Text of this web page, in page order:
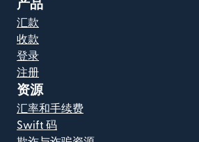
产品
汇款
收款
登录
注册
资源
汇率和手续费
Swift 码